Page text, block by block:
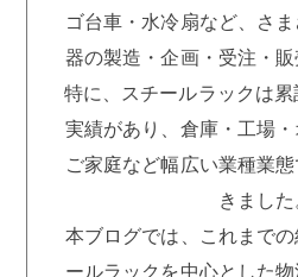
ゴ台車・水冷扇など、さ
器の製造・企画・受注・販
特に、スチールラックは
実績があり、倉庫・工場
ご家庭など幅広い業種業
きました
本ブログでは、これまで
ールラックを中心とした